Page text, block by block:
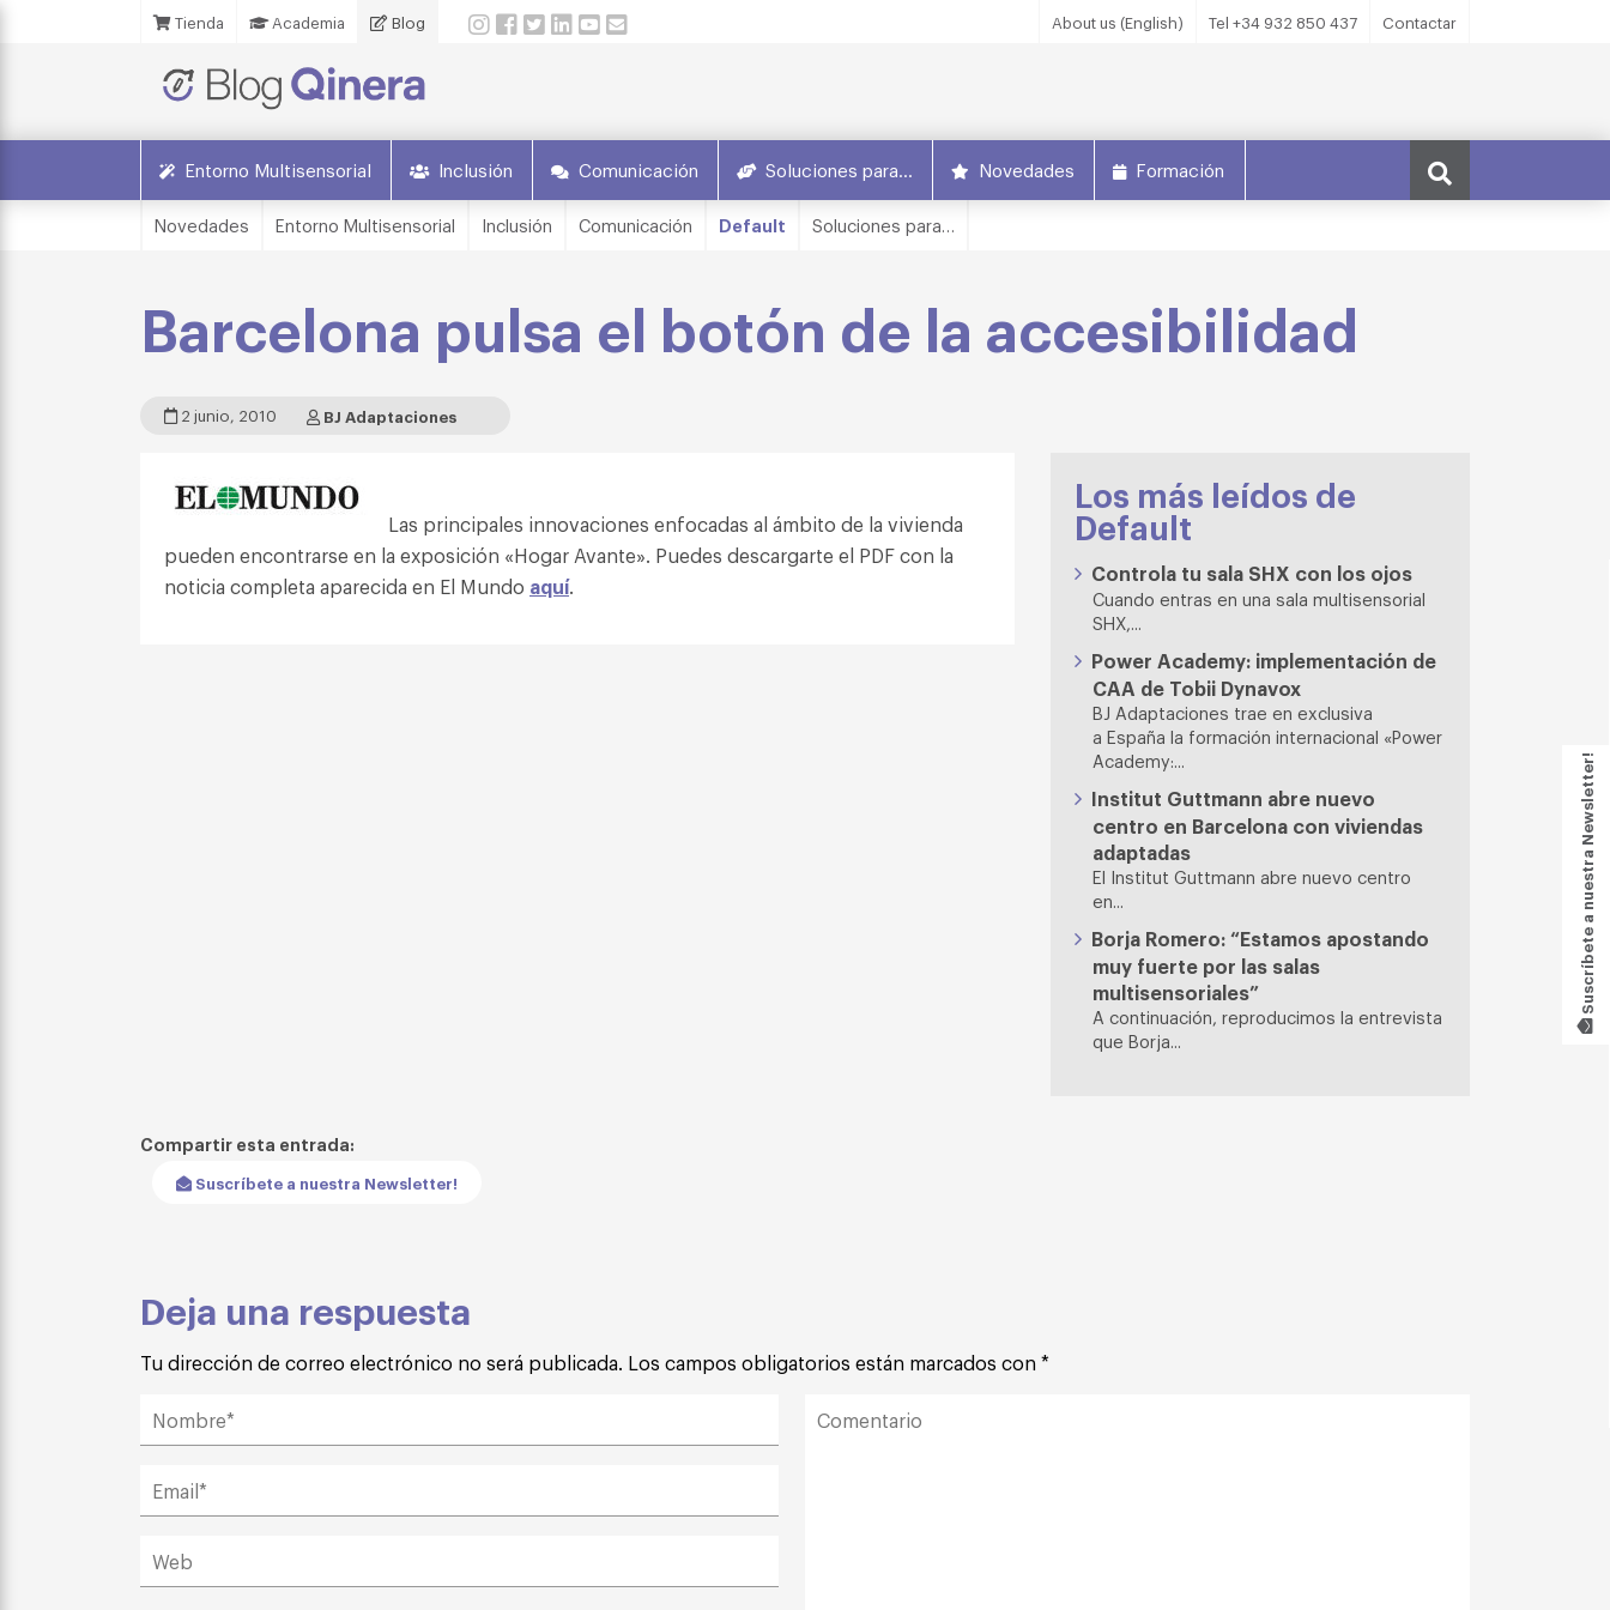
Tienda Academia Blog About us (English) Tel +34 932 850 437 Contactar
Entorno Multisensorial Inclusión Comunicación Soluciones para… Novedades Formación
Suscríbete a nuestra Newsletter!
Novedades Entorno Multisensorial Inclusión Comunicación Default Soluciones para…
Barcelona pulsa el botón de la accesibilidad
2 junio, 2010 BJ Adaptaciones
Las principales innovaciones enfocadas al ámbito de la vivienda
pueden encontrarse en la exposición «Hogar Avante». Puedes descargarte el PDF con la
noticia completa aparecida en El Mundo aquí.
Los más leídos de
Default
Controla tu sala SHX con los ojos
Cuando entras en una sala multisensorial
SHX,...
Power Academy: implementación de
CAA de Tobii Dynavox
BJ Adaptaciones trae en exclusiva
a España la formación internacional «Power
Academy:...
Institut Guttmann abre nuevo
centro en Barcelona con viviendas
adaptadas
El Institut Guttmann abre nuevo centro
en...
Borja Romero: “Estamos apostando
muy fuerte por las salas
multisensoriales”
A continuación, reproducimos la entrevista
que Borja...
Compartir esta entrada:
Suscríbete a nuestra Newsletter!
Deja una respuesta
Tu dirección de correo electrónico no será publicada. Los campos obligatorios están marcados con *